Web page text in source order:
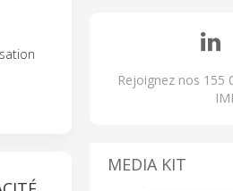
Rejoignez nos 155
MEDIA KIT